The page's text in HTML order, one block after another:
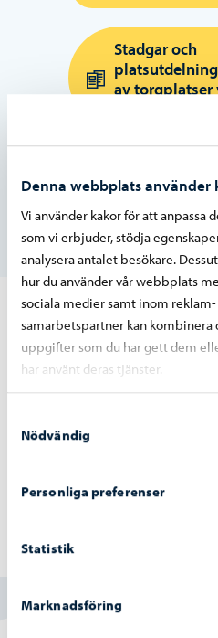
Denna webbplats använder
Vi använder kakor för att anpassa
som vi erbjuder, stödja
analysera antalet besökare.
hur du använder vår webbplats
sociala medier samt inom reklam-
samarbetspartner kan kombinera
uppgifter som du har gett dem
har använt deras tjänster.
Nödvändig
Personliga preferenser
Statistik
Marknadsföring
Stadgar och
av torgplatser
(inklusive
Dessa kan också
Livsmedelstillsyn
Hittade du vad du sökte?